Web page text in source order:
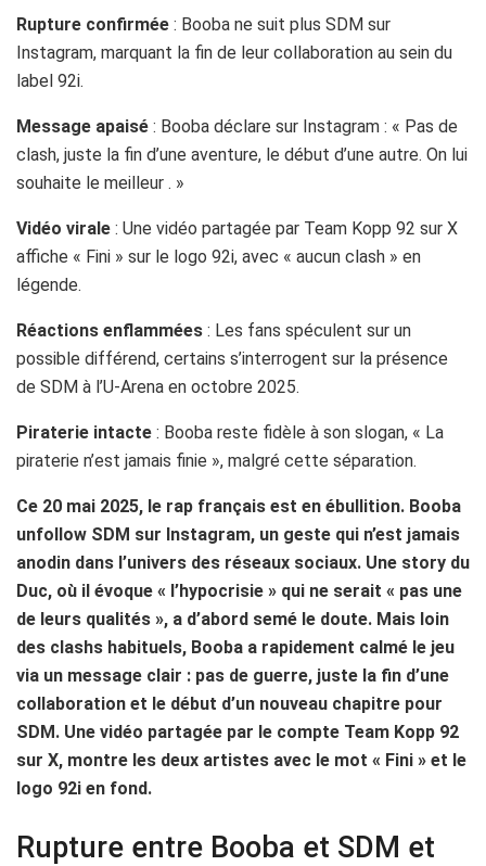
Rupture confirmée : Booba ne suit plus SDM sur
Instagram, marquant la fin de leur collaboration au sein du
label 92i.
Message apaisé : Booba déclare sur Instagram : « Pas de
clash, juste la fin d’une aventure, le début d’une autre. On lui
souhaite le meilleur . »
Vidéo virale : Une vidéo partagée par Team Kopp 92 sur X
affiche « Fini » sur le logo 92i, avec « aucun clash » en
légende.
Réactions enflammées : Les fans spéculent sur un
possible différend, certains s’interrogent sur la présence
de SDM à l’U-Arena en octobre 2025.
Piraterie intacte : Booba reste fidèle à son slogan, « La
piraterie n’est jamais finie », malgré cette séparation.
Ce 20 mai 2025, le rap français est en ébullition. Booba
unfollow SDM sur Instagram, un geste qui n’est jamais
anodin dans l’univers des réseaux sociaux. Une story du
Duc, où il évoque « l’hypocrisie » qui ne serait « pas une
de leurs qualités », a d’abord semé le doute. Mais loin
des clashs habituels, Booba a rapidement calmé le jeu
via un message clair : pas de guerre, juste la fin d’une
collaboration et le début d’un nouveau chapitre pour
SDM. Une vidéo partagée par le compte Team Kopp 92
sur X, montre les deux artistes avec le mot « Fini » et le
logo 92i en fond.
Rupture entre Booba et SDM et